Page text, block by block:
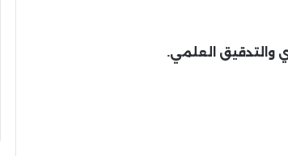
والتدقيق العلمي.